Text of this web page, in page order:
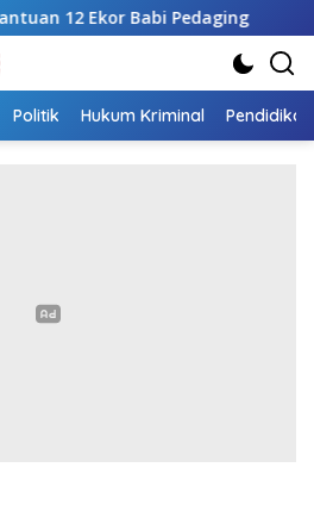
Pedaging RSUPP Betun
Politik Hukum Kriminal Pendidikan